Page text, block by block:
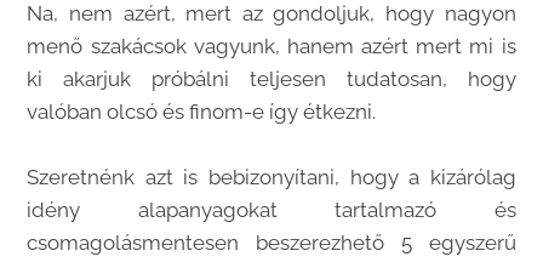
Na, nem azért, mert az gondoljuk, hogy nagyon
menő szakácsok vagyunk, hanem azért mert mi is
ki akarjuk próbálni teljesen tudatosan, hogy
valóban olcsó és finom-e így étkezni.
Szeretnénk azt is bebizonyítani, hogy a kizárólag
idény alapanyagokat tartalmazó és
csomagolásmentesen beszerezhető 5 egyszerű